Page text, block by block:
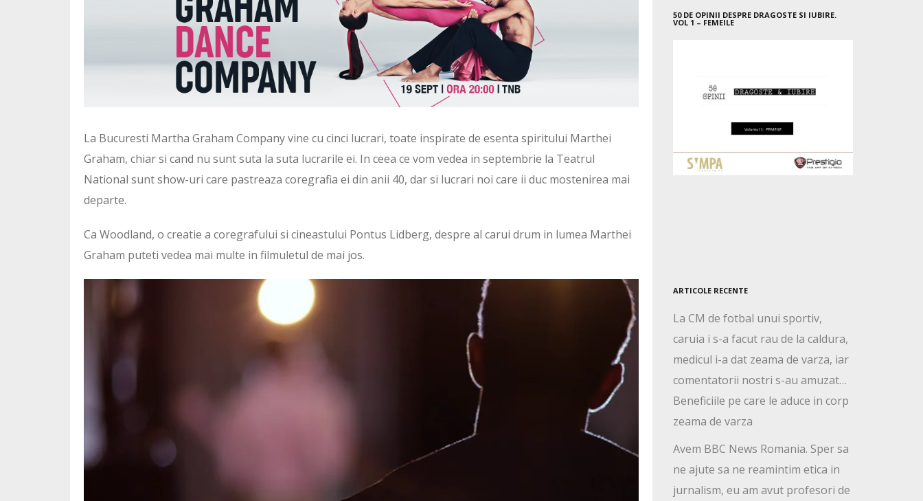
La Bucuresti Martha Graham Company vine cu cinci lucrari, toate inspirate de esenta spiritului Marthei
Graham, chiar si cand nu sunt suta la suta lucrarile ei. In ceea ce vom vedea in septembrie la Teatrul
National sunt show-uri care pastreaza coregrafia ei din anii 40, dar si lucrari noi care ii duc mostenirea mai
departe.
Ca Woodland, o creatie a coregrafului si cineastului Pontus Lidberg, despre al carui drum in lumea Marthei
Graham puteti vedea mai multe in filmuletul de mai jos.
50 DE OPINII DESPRE DRAGOSTE SI IUBIRE.
VOL 1 – FEMEILE
ARTICOLE RECENTE
La CM de fotbal unui sportiv,
caruia i s-a facut rau de la caldura,
medicul i-a dat zeama de varza, iar
comentatorii nostri s-au amuzat…
Beneficiile pe care le aduce in corp
zeama de varza
Avem BBC News Romania. Sper sa
ne ajute sa ne reamintim etica in
jurnalism, eu am avut profesori de